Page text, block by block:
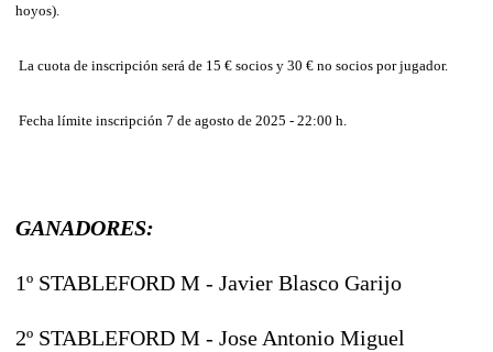
hoyos).
La cuota de inscripción será de 15 € socios y 30 € no socios por jugador.
Fecha límite inscripción 7 de agosto de 2025 - 22:00 h.
GANADORES:
1º STABLEFORD M - Javier Blasco Garijo
2º STABLEFORD M - Jose Antonio Miguel